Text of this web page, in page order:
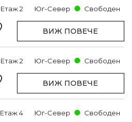
Етаж 2 Юг-Север Свободен
ВИЖ ПОВЕЧЕ
Етаж 2 Юг-Север Свободен
ВИЖ ПОВЕЧЕ
Етаж 4 Юг-Север Свободен